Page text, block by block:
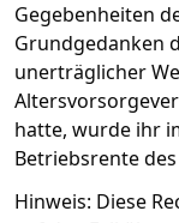
Gegebenheiten
Grundgedanken
unerträglicher
hatte, wurde ihr
Betriebsrente
Hinweis: Diese